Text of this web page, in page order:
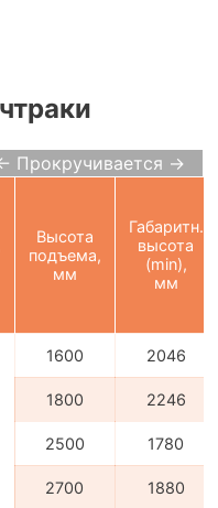
Прокручивается →
Высота
подъема,
мм
Габаритн.
высота
(min),
мм
1600 2046
1800 2246
2500 1780
2700 1880